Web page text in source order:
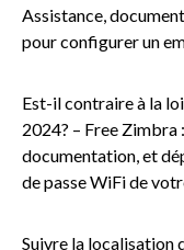
Assistance,
pour configurer un
Est-il contraire à la
2024? – Free Zimbra
documentation, et
de passe WiFi de
Suivre la localisation